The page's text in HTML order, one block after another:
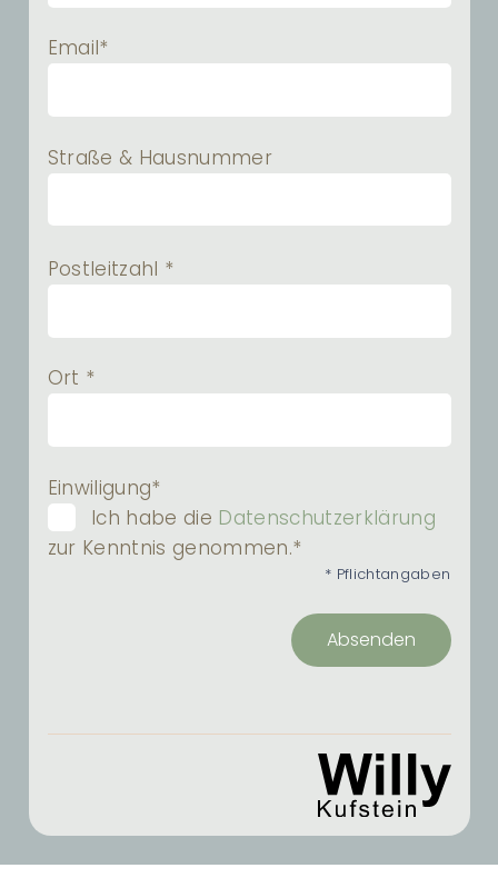
Email*
Straße & Hausnummer
Postleitzahl *
Ort *
Einwiligung*
Ich habe die Datenschutzerklärung
zur Kenntnis genommen.*
* Pflichtangaben
Absenden